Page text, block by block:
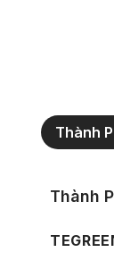
Thành
Thành